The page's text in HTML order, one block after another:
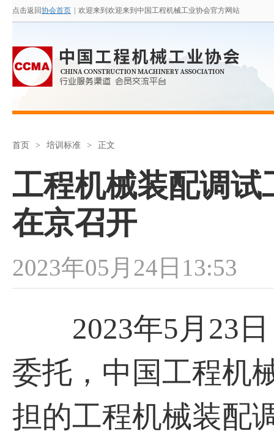
点击返回协会首页 欢迎来到欢迎来到中国工程机械工业协会官方网站
首页 > 培训标准 > 正文
工程机械装配调
在京召开
2023年05月24日13:53
2023年5月23日
委托，中国工程机
担的工程机械装配